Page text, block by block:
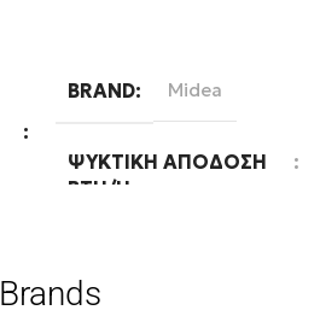
BRAND Midea
ΨΥΚΤΙΚΉ ΑΠΌΔΟΣΗ
BTU/H
Brands